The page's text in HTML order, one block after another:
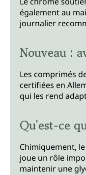
également au
journalier
Nouveau :
Les comprimés
certifiées en
qui les rend
Qu'est-ce
Chimiquement,
joue un rôle
maintenir une